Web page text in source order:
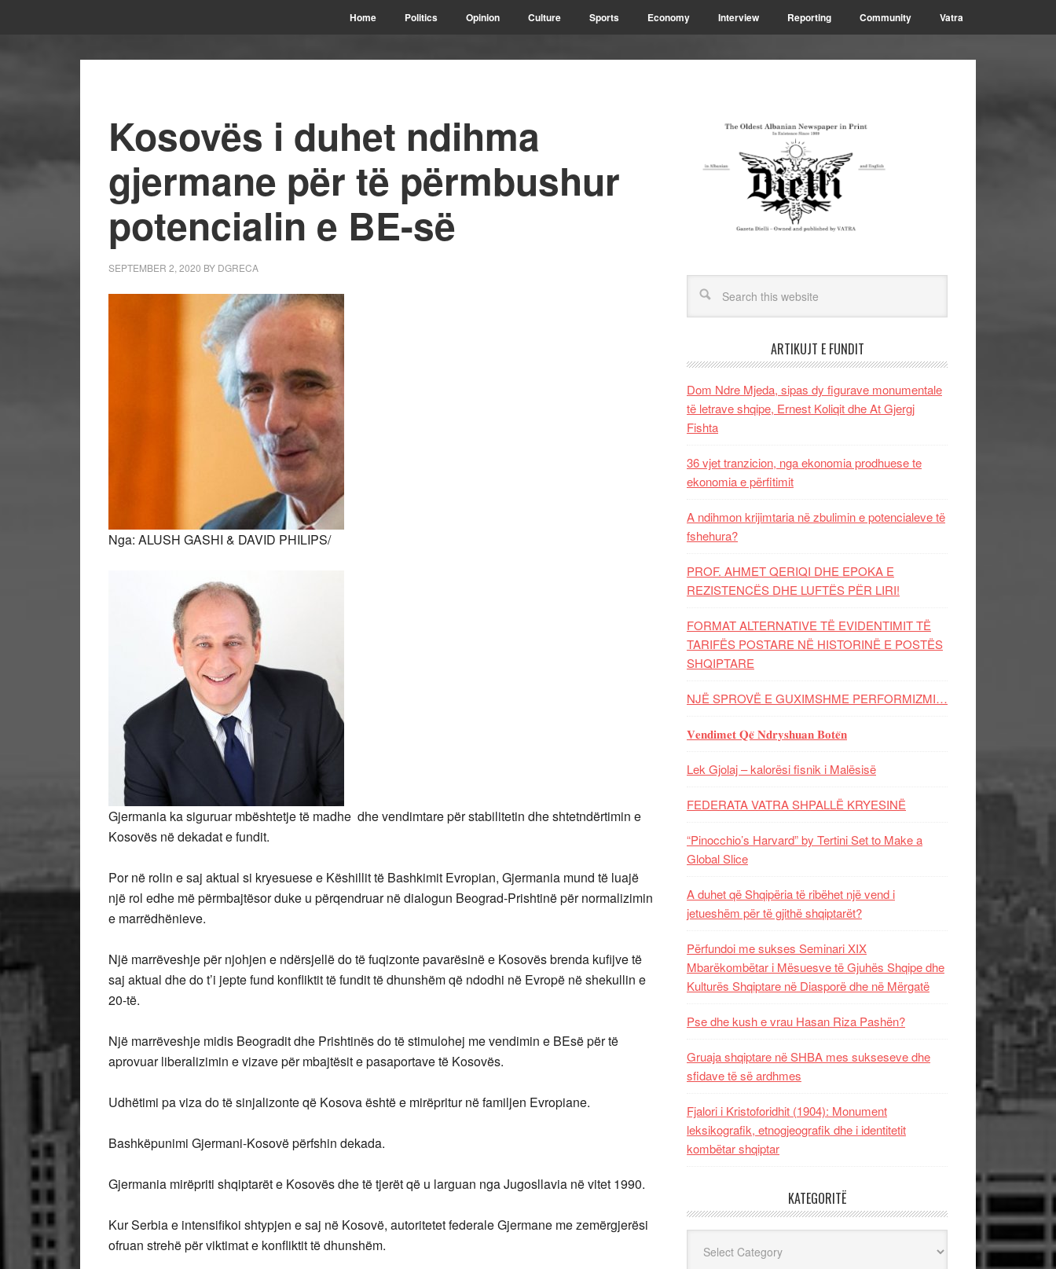
Home Politics Opinion Culture Sports Economy Interview Reporting Community Vatra
Kosovës i duhet ndihma
gjermane për të përmbushur
potencialin e BE-së
SEPTEMBER 2, 2020 BY DGRECA
Nga: ALUSH GASHI & DAVID PHILIPS/
Gjermania ka siguruar mbështetje të madhe dhe vendimtare për stabilitetin dhe shtetndërtimin e
Kosovës në dekadat e fundit.
Por në rolin e saj aktual si kryesuese e Këshillit të Bashkimit Evropian, Gjermania mund të luajë
një rol edhe më përmbajtësor duke u përqendruar në dialogun Beograd-Prishtinë për normalizimin
e marrëdhënieve.
Një marrëveshje për njohjen e ndërsjellë do të fuqizonte pavarësinë e Kosovës brenda kufijve të
saj aktual dhe do t’i jepte fund konfliktit të fundit të dhunshëm që ndodhi në Evropë në shekullin e
20-të.
Një marrëveshje midis Beogradit dhe Prishtinës do të stimulohej me vendimin e BEsë për të
aprovuar liberalizimin e vizave për mbajtësit e pasaportave të Kosovës.
Udhëtimi pa viza do të sinjalizonte që Kosova është e mirëpritur në familjen Evropiane.
Bashkëpunimi Gjermani-Kosovë përfshin dekada.
Gjermania mirëpriti shqiptarët e Kosovës dhe të tjerët që u larguan nga Jugosllavia në vitet 1990.
Kur Serbia e intensifikoi shtypjen e saj në Kosovë, autoritetet federale Gjermane me zemërgjerësi
ofruan strehë për viktimat e konfliktit të dhunshëm.
ARTIKUJT E FUNDIT
Dom Ndre Mjeda, sipas dy figurave monumentale
të letrave shqipe, Ernest Koliqit dhe At Gjergj
Fishta
36 vjet tranzicion, nga ekonomia prodhuese te
ekonomia e përfitimit
A ndihmon krijimtaria në zbulimin e potencialeve të
fshehura?
PROF. AHMET QERIQI DHE EPOKA E
REZISTENCЁS DHE LUFTЁS PЁR LIRI!
FORMAT ALTERNATIVE TË EVIDENTIMIT TË
TARIFËS POSTARE NË HISTORINË E POSTËS
SHQIPTARE
NJË SPROVË E GUXIMSHME PERFORMIZMI…
𝐕𝐞𝐧𝐝𝐢𝐦𝐞𝐭 𝐐𝐞̈ 𝐍𝐝𝐫𝐲𝐬𝐡𝐮𝐚𝐧 𝐁𝐨𝐭𝐞̈𝐧
Lek Gjolaj – kalorësi fisnik i Malësisë
FEDERATA VATRA SHPALLË KRYESINË
“Pinocchio’s Harvard” by Tertini Set to Make a
Global Slice
A duhet që Shqipëria të ribëhet një vend i
jetueshëm për të gjithë shqiptarët?
Përfundoi me sukses Seminari XIX
Mbarëkombëtar i Mësuesve të Gjuhës Shqipe dhe
Kulturës Shqiptare në Diasporë dhe në Mërgatë
Pse dhe kush e vrau Hasan Riza Pashën?
Gruaja shqiptare në SHBA mes sukseseve dhe
sfidave të së ardhmes
Fjalori i Kristoforidhit (1904): Monument
leksikografik, etnogjeografik dhe i identitetit
kombëtar shqiptar
KATEGORITË